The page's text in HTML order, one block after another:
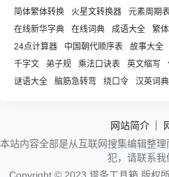
简体繁体转换
火星文转换器 元素周期
在线新华字典
在线词典 成语大全 繁
24点计算器
中国朝代顺序表 故事大全
千字文
弟子规 乘法口诀表 英文缩写
谜语大全
脑筋急转弯 绕口令 汉英词典
网站简介
本站内容全部是从互联网搜集编辑整
犯，请联系我